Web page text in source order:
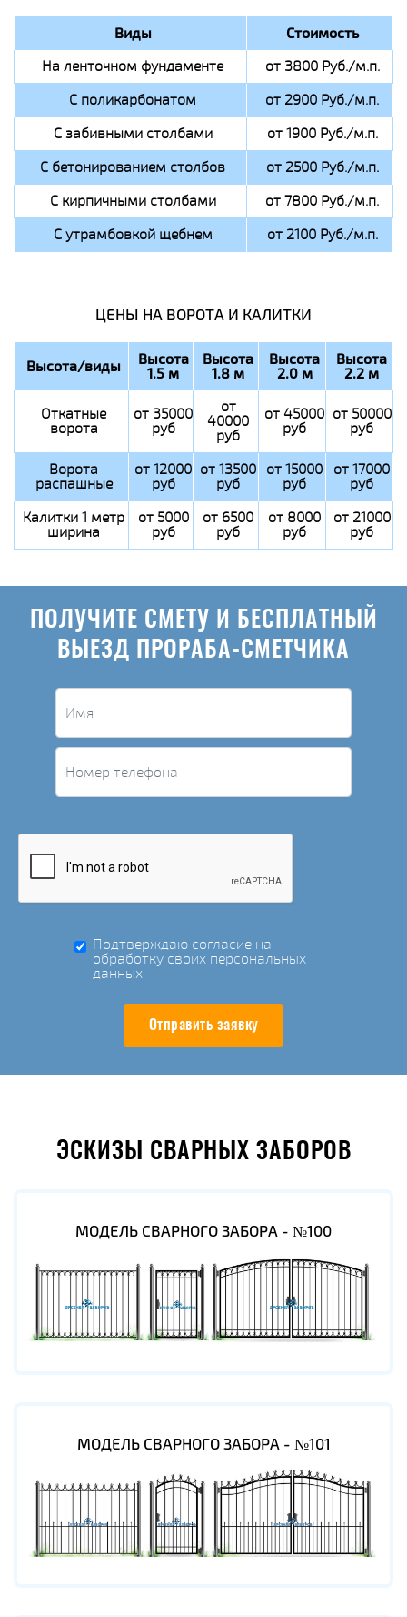
Виды Стоимость
На ленточном фундаменте
от 3800 Руб./м.п.
С поликарбонатом
от 2900 Руб./м.п.
С забивными столбами
от 1900 Руб./м.п.
С бетонированием столбов
от 2500 Руб./м.п.
С кирпичными столбами
от 7800 Руб./м.п.
С утрамбовкой щебнем
от 2100 Руб./м.п.
ЦЕНЫ НА ВОРОТА И КАЛИТКИ
Высота/виды Высота
1.5 м
Высота
1.8 м
Высота
2.0 м
Высота
2.2 м
Откатные
ворота
от 35000
руб
от
40000
руб
от 45000
руб
от 50000
руб
Ворота
распашные
от 12000
руб
от 13500
руб
от 15000
руб
от 17000
руб
Калитки 1 метр
ширина
от 5000
руб
от 6500
руб
от 8000
руб
от 21000
руб
ПОЛУЧИТЕ СМЕТУ И БЕСПЛАТНЫЙ
ВЫЕЗД ПРОРАБА-СМЕТЧИКА
Подтверждаю согласие на
обработку своих персональных
данных
Отправить заявку
ЭСКИЗЫ СВАРНЫХ ЗАБОРОВ
МОДЕЛЬ СВАРНОГО ЗАБОРА - №100
МОДЕЛЬ СВАРНОГО ЗАБОРА - №101